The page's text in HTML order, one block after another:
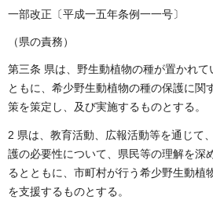
一部改正〔平成一五年条例一一号〕
（県の責務）
第三条 県は、野生動植物の種が置かれて
ともに、希少野生動植物の種の保護に関
策を策定し、及び実施するものとする。
2 県は、教育活動、広報活動等を通じて
護の必要性について、県民等の理解を深
るとともに、市町村が行う希少野生動植
を支援するものとする。